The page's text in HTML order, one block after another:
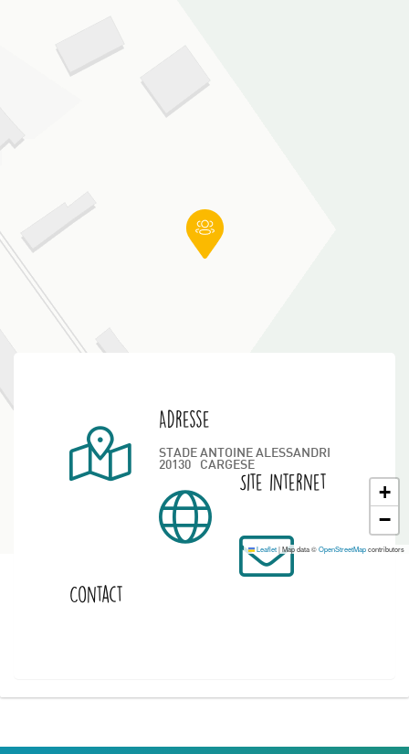
+
−
Leaflet|Map data ©OpenStreetMapcontributors
Adresse
STADE ANTOINE ALESSANDRI
20130
CARGESE
Site internet
Contact